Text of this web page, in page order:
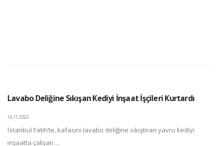
Lavabo Deliğine Sıkışan Kediyi İnşaat İşçileri Kurtardı
16.11.2022
İstanbul Fatih’te, kafasını lavabo deliğine sıkıştıran yavru kediyi
inşaatta çalışan ...